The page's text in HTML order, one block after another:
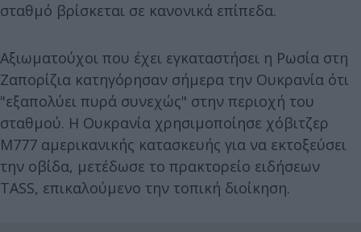
σταθμό βρίσκεται σε κανονικά επίπεδα.
Αξιωματούχοι που έχει εγκαταστήσει η Ρωσία στη
Ζαπορίζια κατηγόρησαν σήμερα την Ουκρανία ότι
"εξαπολύει πυρά συνεχώς" στην περιοχή του
σταθμού. Η Ουκρανία χρησιμοποίησε χόβιτζερ
M777 αμερικανικής κατασκευής για να εκτοξεύσει
την οβίδα, μετέδωσε το πρακτορείο ειδήσεων
TASS, επικαλούμενο την τοπική διοίκηση.